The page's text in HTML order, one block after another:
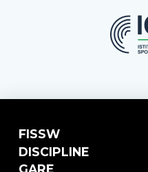
FISSW
DISCIPLINE